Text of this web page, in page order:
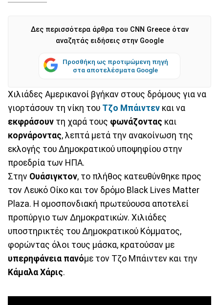
Δες περισσότερα άρθρα του CNN Greece όταν
αναζητάς ειδήσεις στην Google
Προσθήκη ως προτιμώμενη πηγή
στα αποτελέσματα Google
Χιλιάδες Αμερικανοί βγήκαν στους δρόμους για να
γιορτάσουν τη νίκη του Τζο Μπάιντεν και να
εκφράσουν τη χαρά τους φωνάζοντας και
κορνάροντας, λεπτά μετά την ανακοίνωση της
εκλογής του Δημοκρατικού υποψηφίου στην
προεδρία των ΗΠΑ.
Στην Ουάσιγκτον, το πλήθος κατευθύνθηκε προς
τον Λευκό Οίκο και τον δρόμο Black Lives Matter
Plaza. Η ομοσπονδιακή πρωτεύουσα αποτελεί
προπύργιο των Δημοκρατικών. Χιλιάδες
υποστηρικτές του Δημοκρατικού Κόμματος,
φορώντας όλοι τους μάσκα, κρατούσαν με
υπερηφάνεια πανόμε τον Τζο Μπάιντεν και την
Κάμαλα Χάρις.